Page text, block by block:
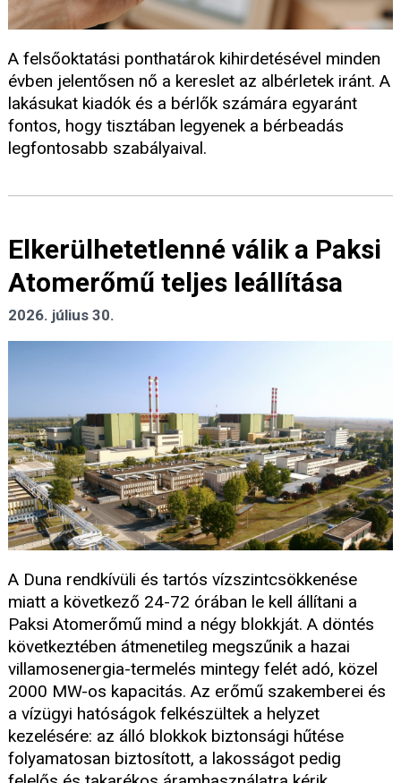
A felsőoktatási ponthatárok kihirdetésével minden
évben jelentősen nő a kereslet az albérletek iránt. A
lakásukat kiadók és a bérlők számára egyaránt
fontos, hogy tisztában legyenek a bérbeadás
legfontosabb szabályaival.
Elkerülhetetlenné válik a Paksi
Atomerőmű teljes leállítása
2026. július 30.
A Duna rendkívüli és tartós vízszintcsökkenése
miatt a következő 24-72 órában le kell állítani a
Paksi Atomerőmű mind a négy blokkját. A döntés
következtében átmenetileg megszűnik a hazai
villamosenergia-termelés mintegy felét adó, közel
2000 MW-os kapacitás. Az erőmű szakemberei és
a vízügyi hatóságok felkészültek a helyzet
kezelésére: az álló blokkok biztonsági hűtése
folyamatosan biztosított, a lakosságot pedig